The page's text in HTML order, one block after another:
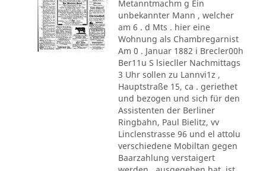
Metanntmachm g Ein
unbekannter Mann , welcher
am 6 . d Mts . hier eine
Wohnung als Chambregarnist
Am 0 . Januar 1882 i Brecler00h
Ber11u S lsiecller Nachmittags
3 Uhr sollen zu Lannvi1z ,
Hauptstraße 15, ca . geriethet
und bezogen und sich für den
Assistenten der Berliner
Ringbahn, Paul Bielitz, vv
Linclenstrasse 96 und el attolu
verschiedene Mobiltan gegen
Baarzahlung verstaigert